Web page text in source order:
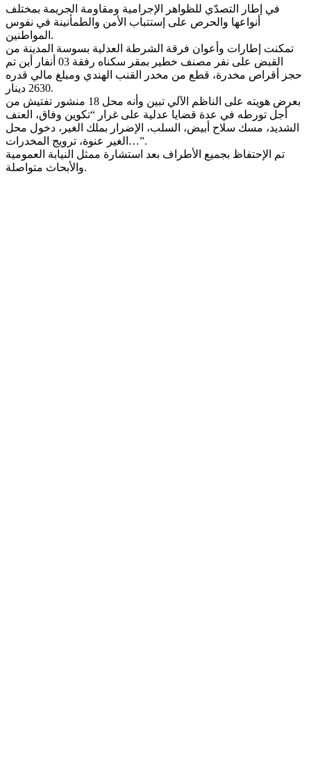
في إطار التصدّي للظواهر الإجرامية ومقاومة الجريمة بمختلف
أنواعها والحرص على إستتباب الأمن والطمأنينة في نفوس
المواطنين.
تمكنت إطارات وأعوان فرقة الشرطة العدلية بسوسة المدينة من
القبض على نفر مصنف خطير بمقر سكناه رفقة 03 أنفار أين تم
حجز أقراص مخدرة، قطع من مخدر القنب الهندي ومبلغ مالي قدره
2630 دينار.
بعرض هويته على الناظم الآلي تبين وأنه محل 18 منشور تفتيش من
أجل تورطه في عدة قضايا عدلية على غرار “تكوين وفاق، العنف
الشديد، مسك سلاح أبيض، السلب، الإضرار بملك الغير، دخول محل
الغير عنوة، ترويج المخدرات…”.
تم الإحتفاظ بجميع الأطراف بعد استشارة ممثل النيابة العمومية
والأبحاث متواصلة.